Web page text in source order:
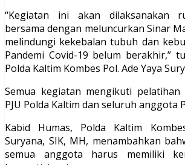
“Kegiatan ini akan dilaksanakan
bersama dengan meluncurkan Sinar
melindungi kekebalan tubuh dan
Pandemi Covid-19 belum berakhir,”
Polda Kaltim Kombes Pol. Ade Yaya
Semua kegiatan mengikuti
PJU Polda Kaltim dan seluruh anggota
Kabid Humas, Polda Kaltim
Suryana, SIK, MH, menambahkan
semua anggota harus memiliki